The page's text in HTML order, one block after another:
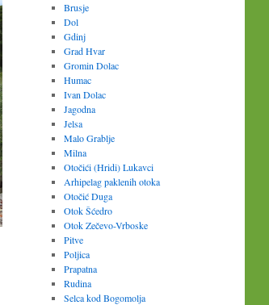
Brusje
Dol
Gdinj
Grad Hvar
Gromin Dolac
Humac
Ivan Dolac
Jagodna
Jelsa
Malo Grablje
Milna
Otočići (Hridi) Lukavci
Arhipelag paklenih otoka
Otočić Duga
Otok Šćedro
Otok Zečevo-Vrboske
Pitve
Poljica
Prapatna
Rudina
Selca kod Bogomolja